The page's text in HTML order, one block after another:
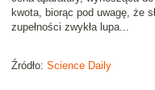
kwota, biorąc pod uwagę, że
zupełności zwykła lupa...
Źródło: Science Daily